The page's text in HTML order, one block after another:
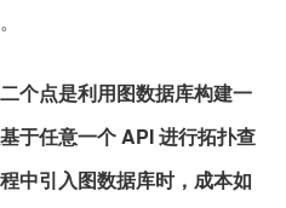
个点是利用图数据库构建一
于任意一个 API 进行拓扑查
中引入图数据库时，成本如